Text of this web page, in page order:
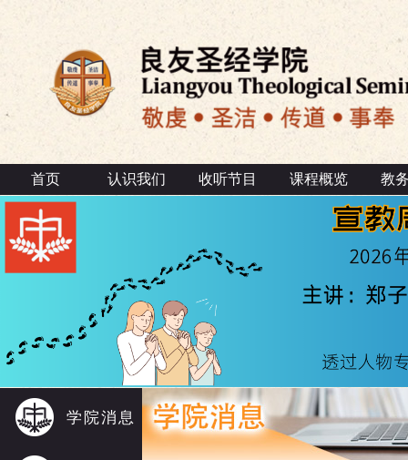
首页 认识我们 收听节目 课程概览 教
学院消息